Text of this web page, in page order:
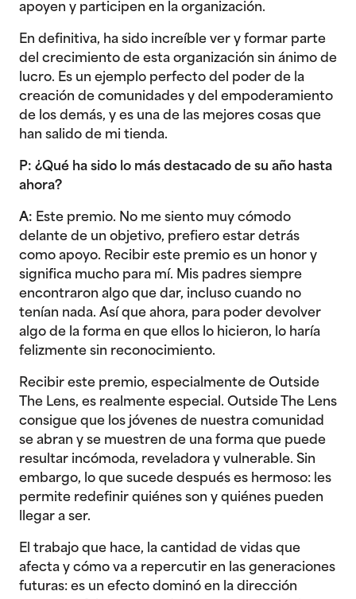
apoyen y participen en la organización.
En definitiva, ha sido increíble ver y formar parte
del crecimiento de esta organización sin ánimo de
lucro. Es un ejemplo perfecto del poder de la
creación de comunidades y del empoderamiento
de los demás, y es una de las mejores cosas que
han salido de mi tienda.
P: ¿Qué ha sido lo más destacado de su año hasta
ahora?
A: Este premio. No me siento muy cómodo
delante de un objetivo, prefiero estar detrás
como apoyo. Recibir este premio es un honor y
significa mucho para mí. Mis padres siempre
encontraron algo que dar, incluso cuando no
tenían nada. Así que ahora, para poder devolver
algo de la forma en que ellos lo hicieron, lo haría
felizmente sin reconocimiento.
Recibir este premio, especialmente de Outside
The Lens, es realmente especial. Outside The Lens
consigue que los jóvenes de nuestra comunidad
se abran y se muestren de una forma que puede
resultar incómoda, reveladora y vulnerable. Sin
embargo, lo que sucede después es hermoso: les
permite redefinir quiénes son y quiénes pueden
llegar a ser.
El trabajo que hace, la cantidad de vidas que
afecta y cómo va a repercutir en las generaciones
futuras: es un efecto dominó en la dirección